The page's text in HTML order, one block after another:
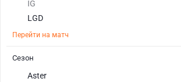
IG
LGD
Перейти на матч
Aster
Сезон